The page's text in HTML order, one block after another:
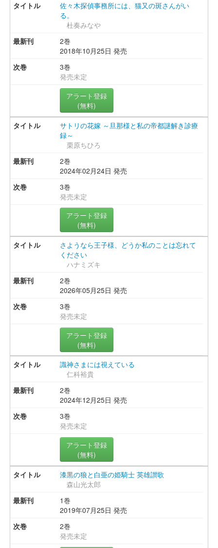
佐々木探偵事務所には、猫又の斑さんがい
る。
杜奏みなや
2巻
2018年10月25日 発売
3巻
発売未定
アラート登録
(無料)
サトリの花嫁 ～旦那様と私の帝都謎解き診療
録～
栗原ちひろ
2巻
2024年02月24日 発売
3巻
発売未定
アラート登録
(無料)
さようなら王子様、どうか私のことは忘れて
ください
ハナミズキ
2巻
2026年05月25日 発売
3巻
発売未定
アラート登録
(無料)
識神さまには視えている
仁科裕貴
2巻
2024年12月25日 発売
3巻
発売未定
アラート登録
(無料)
漆黒の狼と白亜の姫騎士 英雄讃歌
森山光太郎
1巻
2019年07月25日 発売
2巻
発売未定